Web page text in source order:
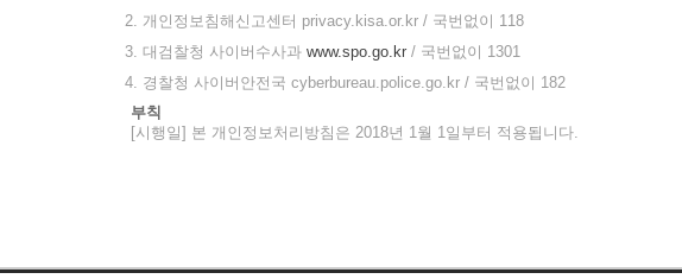
2. 개인정보침해신고센터 privacy.kisa.or.kr / 국번없이 118
3. 대검찰청 사이버수사과 www.spo.go.kr/ 국번없이 1301
4. 경찰청 사이버안전국 cyberbureau.police.go.kr / 국번없이 182
부칙
[시행일] 본 개인정보처리방침은 2018년 1월 1일부터 적용됩니다.